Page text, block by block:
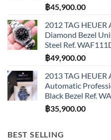
฿45,900.00
2012 TAG
Diamond Bezel
Steel Ref.
฿49,900.00
2013 TAG
Automatic
Black Bezel Ref.
฿35,900.00
BEST SELLING